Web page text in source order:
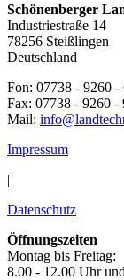
Schönenberger
Industriestraße 14
78256 Steißlingen
Deutschland
Fon: 07738 - 9260 -
Fax: 07738 - 9260 -
Mail:
Impressum
|
Datenschutz
Öffnungszeiten
Montag bis Freitag:
8.00 - 12.00 Uhr